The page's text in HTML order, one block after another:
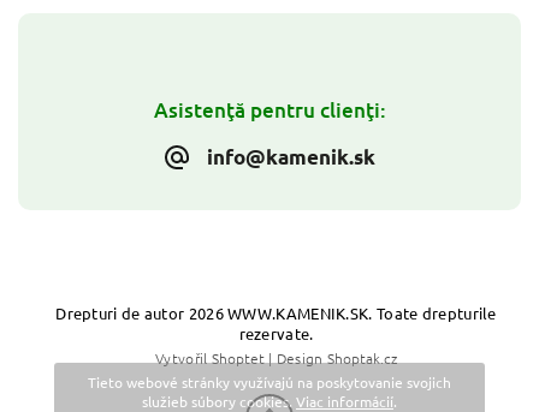
Tieto webové stránky využívajú na poskytovanie svojich
služieb súbory cookies. Viac informácií.
Asistenţă pentru clienţi:
info@kamenik.sk
Drepturi de autor 2026WWW.KAMENIK.SK. Toate drepturile
rezervate.
Vytvořil Shoptet| Design Shoptak.cz